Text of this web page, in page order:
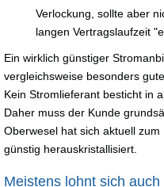
Verlockung, sollte aber
langen Vertragslaufzeit
Ein wirklich günstiger
vergleichsweise besonders
Kein Stromlieferant besticht in
Daher muss der Kunde
Oberwesel hat sich aktuell
günstig herauskristallisiert.
Meistens lohnt sich